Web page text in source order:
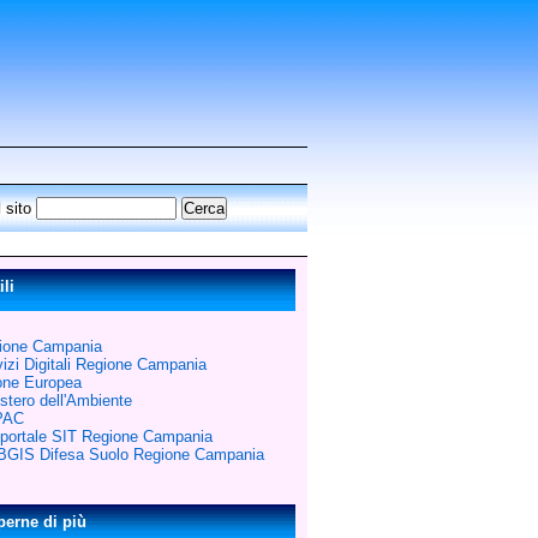
sito
Campania
Digitali Regione Campania
Europea
dell'Ambiente
SIT Regione Campania
Difesa Suolo Regione Campania
di più